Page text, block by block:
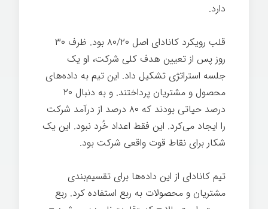
دارد.
قلب رویکرد کانادای اصل ۸۰/۲۰ بود. ظرف ۳۰
روز پس از تعیین هدف کلی شرکت، او یک
جلسه استراتژی تشکیل داد. این تیم به داده‌های
محصول و مشتریان پرداختند. و به دنبال ۲۰
درصد حیاتی بودند که ۸۰ درصد از درآمد شرکت
را ایجاد می‌کرد. این فقط اعداد خُرد نبود. این یک
شکار برای نقاط قوت واقعی شرکت بود.
تیم کانادای از این داده‌ها برای تقسیم‌بندی
مشتریان و محصولات به ربع استفاده کرد. ربع